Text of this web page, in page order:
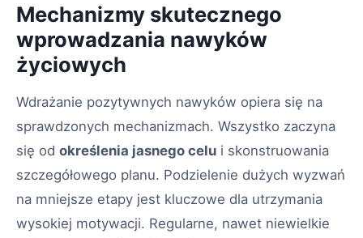
Mechanizmy skutecznego
wprowadzania nawyków
życiowych
Wdrażanie pozytywnych nawyków opiera się na
sprawdzonych mechanizmach. Wszystko zaczyna
się od określenia jasnego celu i skonstruowania
szczegółowego planu. Podzielenie dużych wyzwań
na mniejsze etapy jest kluczowe dla utrzymania
wysokiej motywacji. Regularne, nawet niewielkie